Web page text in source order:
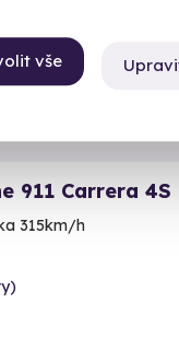
vše
911 Carrera 4S
315km/h